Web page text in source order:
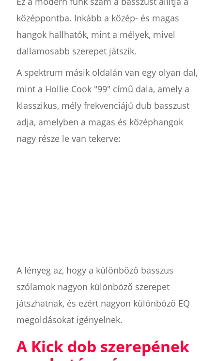
középpontba. Inkább a közép- és magas
hangok hallhatók, mint a mélyek, mivel
dallamosabb szerepet játszik.
A spektrum másik oldalán van egy olyan dal,
mint a Hollie Cook "99" című dala, amely a
klasszikus, mély frekvenciájú dub basszust
adja, amelyben a magas és középhangok
nagy része le van tekerve:
A lényeg az, hogy a különböző basszus
szólamok nagyon különböző szerepet
játszhatnak, és ezért nagyon különböző EQ
megoldásokat igényelnek.
A Kick dob szerepének